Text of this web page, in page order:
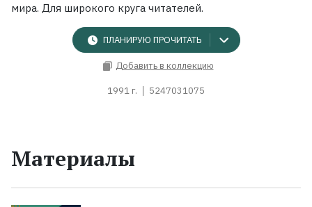
мира. Для широкого круга читателей.
ПЛАНИРУЮ ПРОЧИТАТЬ
Добавить в коллекцию
1991 г. 5247031075
Материалы